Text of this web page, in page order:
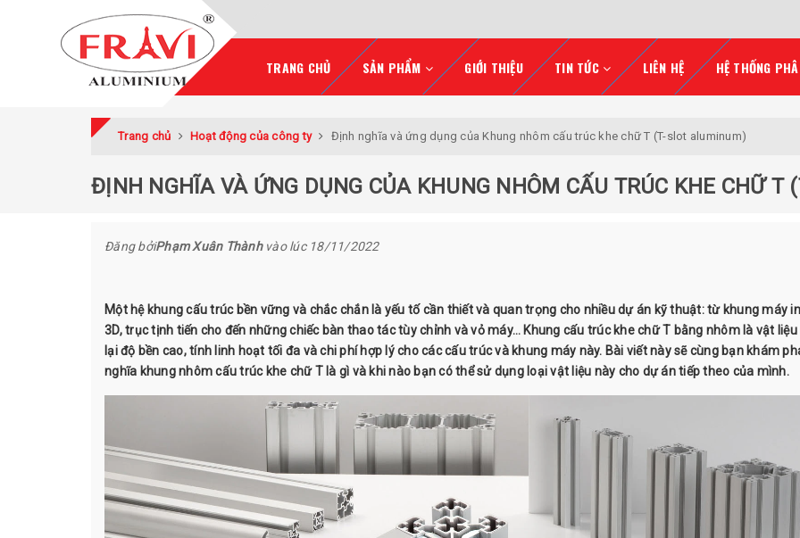
TRANG CHỦ SẢN PHẨM GIỚI THIỆU TIN TỨC LIÊN HỆ HỆ THỐNG
Trang chủ Hoạt động của công ty Định nghĩa và ứng dụng của Khung nhôm cấu trúc khe chữ T (T-slot aluminum)
ĐỊNH NGHĨA VÀ ỨNG DỤNG CỦA KHUNG NHÔM CẤU TRÚC KHE CHỮ T
Đăng bởiPhạm Xuân Thành vào lúc18/11/2022
Một hệ khung cấu trúc bền vững và chắc chắn là yếu tố cần thiết và quan trọng cho nhiều dự án kỹ thuật: từ khung máy in
3D, trục tịnh tiến cho đến những chiếc bàn thao tác tùy chỉnh và vỏ máy… Khung cấu trúc khe chữ T bằng nhôm là vật
lại độ bền cao, tính linh hoạt tối đa và chi phí hợp lý cho các cấu trúc và khung máy này. Bài viết này sẽ cùng bạn khám
nghĩa khung nhôm cấu trúc khe chữ T là gì và khi nào bạn có thể sử dụng loại vật liệu này cho dự án tiếp theo của mình.